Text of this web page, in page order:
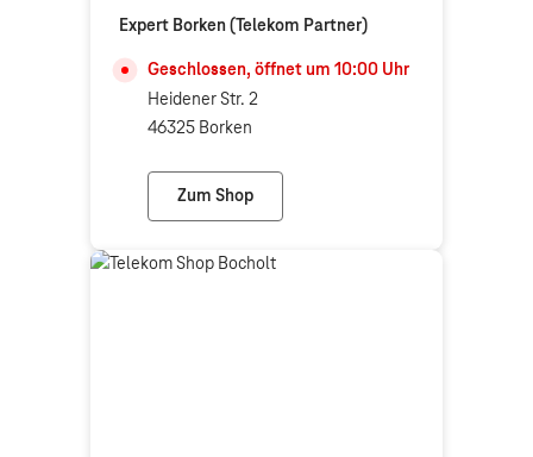
Expert Borken (Telekom Partner)
Geschlossen, öffnet um 10:00 Uhr
Heidener Str. 2
46325 Borken
Zum Shop
Expert Borken (Telekom Partner)